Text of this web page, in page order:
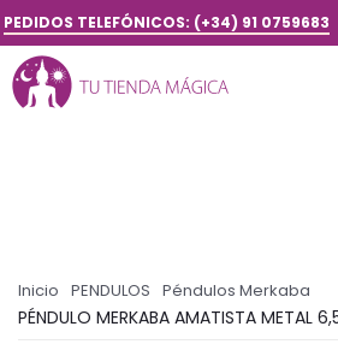
PEDIDOS TELEFÓNICOS: (+34) 91 0759683
Inicio PENDULOS Péndulos Merkaba
PÉNDULO MERKABA AMATISTA METAL